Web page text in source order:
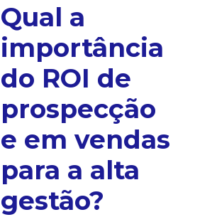
Qual a
importância
do ROI de
prospecção
e em vendas
para a alta
gestão?